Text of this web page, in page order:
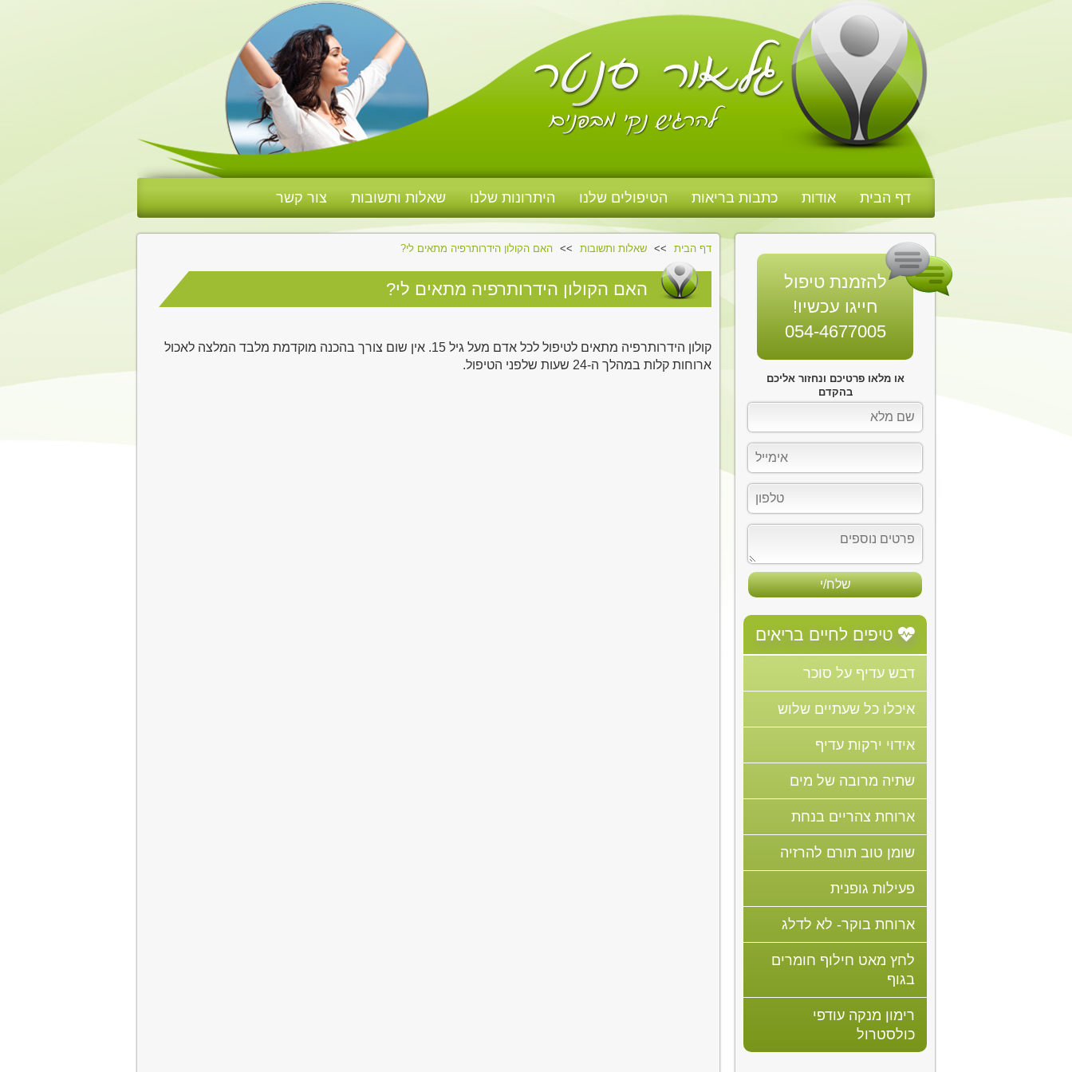
דף הבית אודות כתבות בריאות הטיפולים שלנו היתרונות שלנו שאלות ותשובות צור קשר
להזמנת טיפול
חייגו עכשיו!
054-4677005
או מלאו פרטיכם ונחזור אליכם
בהקדם
שם
מלא
פרטים
טיפים לחיים בריאים
דבש עדיף על סוכר
איכלו כל שעתיים שלוש
אידוי ירקות עדיף
שתיה מרובה של מים
ארוחת צהריים בנחת
שומן טוב תורם להרזיה
פעילות גופנית
ארוחת בוקר- לא לדלג
לחץ מאט חילוף חומרים
בגוף
רימון מנקה עודפי
כולסטרול
דף הבית שאלות ותשובות האם הקולון הידרותרפיה מתאים לי?
האם הקולון הידרותרפיה מתאים לי?
קולון הידרותרפיה מתאים לטיפול לכל אדם מעל גיל 15. אין שום צורך בהכנה מוקדמת מלבד המלצה לאכול
ארוחות קלות במהלך ה-24 שעות שלפני הטיפול.